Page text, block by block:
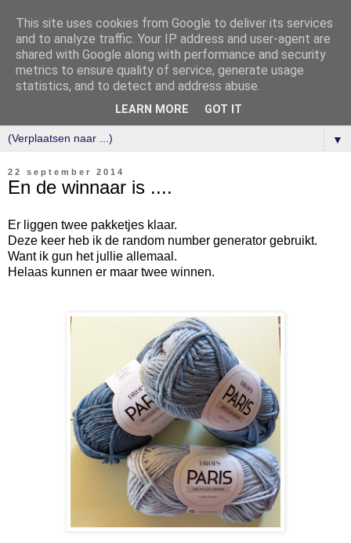
▼
22 september 2014
En de winnaar is ....
Er liggen twee pakketjes klaar.
Deze keer heb ik de random number generator gebruikt.
Want ik gun het jullie allemaal.
Helaas kunnen er maar twee winnen.
This site uses cookies from Google to deliver its services
and to analyze traffic. Your IP address and user-agent are
shared with Google along with performance and security
metrics to ensure quality of service, generate usage
statistics, and to detect and address abuse.
LEARN MORE GOT IT